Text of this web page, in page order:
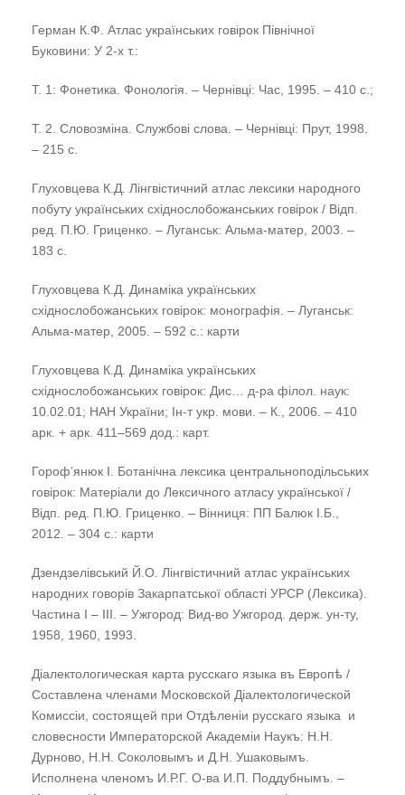
Герман К.Ф. Атлас українських говірок Північної
Буковини: У 2-х т.:
Т. 1: Фонетика. Фонологія. – Чернівці: Час, 1995. – 410 с.;
Т. 2. Словозміна. Службові слова. – Чернівці: Прут, 1998.
– 215 с.
Глуховцева К.Д. Лінгвістичний атлас лексики народного
побуту українських східнослобожанських говірок / Відп.
ред. П.Ю. Гриценко. – Луганськ: Альма-матер, 2003. –
183 с.
Глуховцева К.Д. Динаміка українських
східнослобожанських говірок: монографія. – Луганськ:
Альма-матер, 2005. – 592 с.: карти
Глуховцева К.Д. Динаміка українських
східнослобожанських говірок: Дис… д-ра філол. наук:
10.02.01; НАН України; Ін-т укр. мови. – К., 2006. – 410
арк. + арк. 411–569 дод.: карт.
Гороф’янюк І. Ботанічна лексика центральноподільських
говірок: Матеріали до Лексичного атласу української /
Відп. ред. П.Ю. Гриценко. – Вінниця: ПП Балюк І.Б.,
2012. – 304 с.: карти
Дзендзелiвський Й.О. Лiнгвiстичний атлас украïнських
народних говорiв Закарпатськоï областi УРСР (Лексика).
Частина І – ІІІ. – Ужгород: Вид-во Ужгород. держ. ун-ту,
1958, 1960, 1993.
Діалектологическая карта русскаго языка въ Европѣ /
Составлена членами Московской Діалектологической
Комиссіи, состоящей при Отдѣленіи русскаго языка и
словесности Императорской Академіи Наукъ: Н.Н.
Дурново, Н.Н. Соколовымъ и Д.Н. Ушаковымъ.
Исполнена членомъ И.Р.Г. О-ва И.П. Поддубнымъ. –